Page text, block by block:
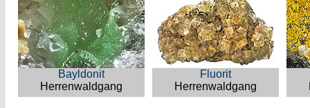
Bayldonit
Herrenwaldgang
Fluorit
Herrenwaldgang